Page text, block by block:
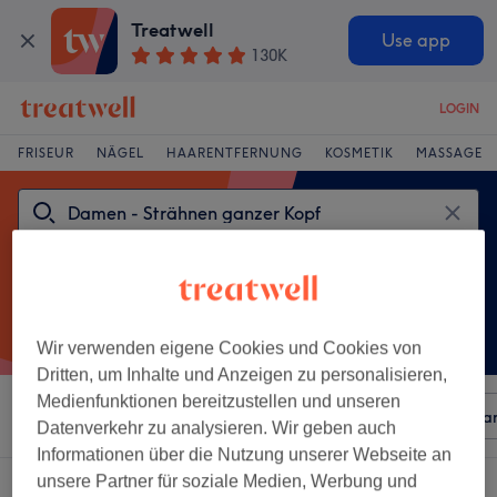
Treatwell
130K
Use app
LOGIN
FRISEUR NÄGEL HAARENTFERNUNG KOSMETIK MASSAGE
Sortieren nach Beliebiger Preis Besonderheiten
Ein Salon, der anbietet:
Wir verwenden eigene Cookies und Cookies von
Dritten, um Inhalte und Anzeigen zu personalisieren,
Medienfunktionen bereitzustellen und unseren
Datenverkehr zu analysieren. Wir geben auch
Informationen über die Nutzung unserer Webseite an
unsere Partner für soziale Medien, Werbung und